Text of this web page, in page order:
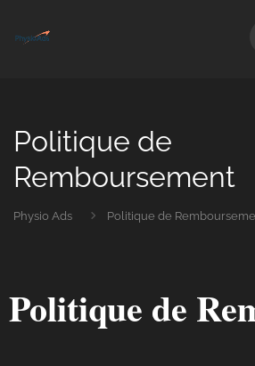
Politique de
Remboursement
Physio Ads Politique de
Politique de